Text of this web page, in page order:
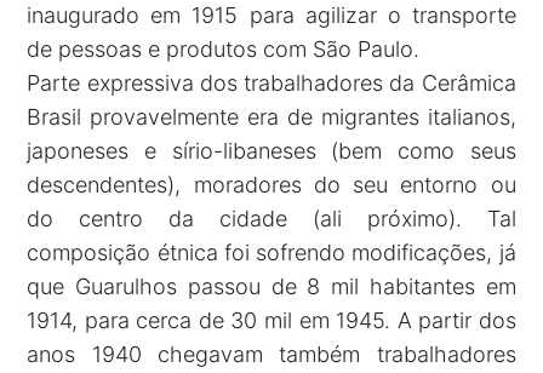
inaugurado em 1915 para agilizar o transporte
de pessoas e produtos com São Paulo.
Parte expressiva dos trabalhadores da Cerâmica
Brasil provavelmente era de migrantes italianos,
japoneses e sírio-libaneses (bem como seus
descendentes), moradores do seu entorno ou
do centro da cidade (ali próximo). Tal
composição étnica foi sofrendo modificações, já
que Guarulhos passou de 8 mil habitantes em
1914, para cerca de 30 mil em 1945. A partir dos
anos 1940 chegavam também trabalhadores